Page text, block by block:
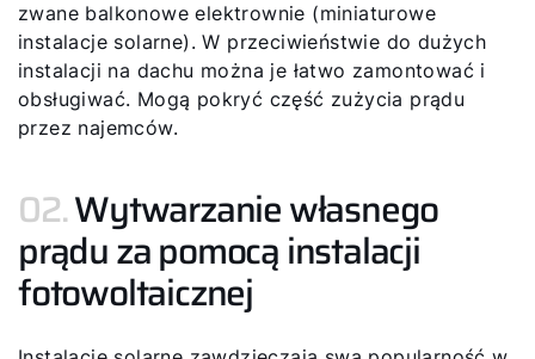
zwane balkonowe elektrownie (miniaturowe
instalacje solarne). W przeciwieństwie do dużych
instalacji na dachu można je łatwo zamontować i
obsługiwać. Mogą pokryć część zużycia prądu
przez najemców.
02.Wytwarzanie własnego
prądu za pomocą instalacji
fotowoltaicznej